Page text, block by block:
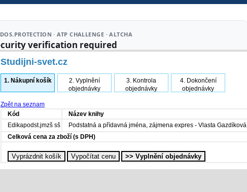
Studijni-svet.cz
1.Nákupní košík 2. Vyplnění
objednávky
3. Kontrola
objednávky
4.Dokončení
objednávky
Zpět na seznam
Kód
Název knihy
Edikapodst.jmzš sš
Podstatná a přídavná jména, zájmena expres - Vlasta Gazdíková
Celková cena za zboží (s DPH)